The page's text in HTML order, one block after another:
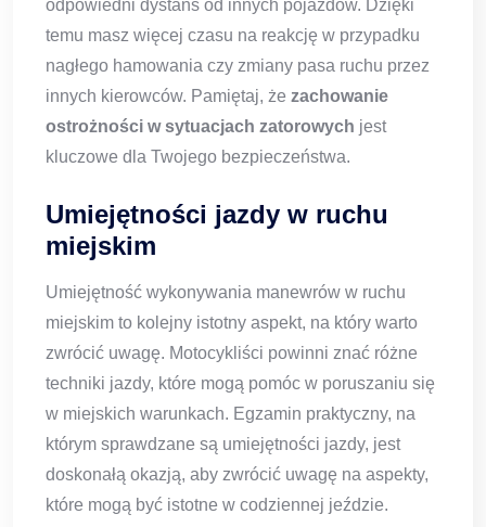
odpowiedni dystans od innych pojazdów. Dzięki
temu masz więcej czasu na reakcję w przypadku
nagłego hamowania czy zmiany pasa ruchu przez
innych kierowców. Pamiętaj, że zachowanie
ostrożności w sytuacjach zatorowych jest
kluczowe dla Twojego bezpieczeństwa.
Umiejętności jazdy w ruchu
miejskim
Umiejętność wykonywania manewrów w ruchu
miejskim to kolejny istotny aspekt, na który warto
zwrócić uwagę. Motocykliści powinni znać różne
techniki jazdy, które mogą pomóc w poruszaniu się
w miejskich warunkach. Egzamin praktyczny, na
którym sprawdzane są umiejętności jazdy, jest
doskonałą okazją, aby zwrócić uwagę na aspekty,
które mogą być istotne w codziennej jeździe.